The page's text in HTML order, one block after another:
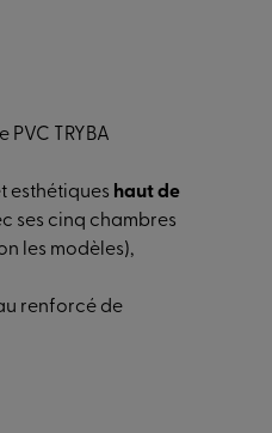
PVC TRYBA
esthétiques haut de
ses cinq chambres
les modèles),
renforcé de